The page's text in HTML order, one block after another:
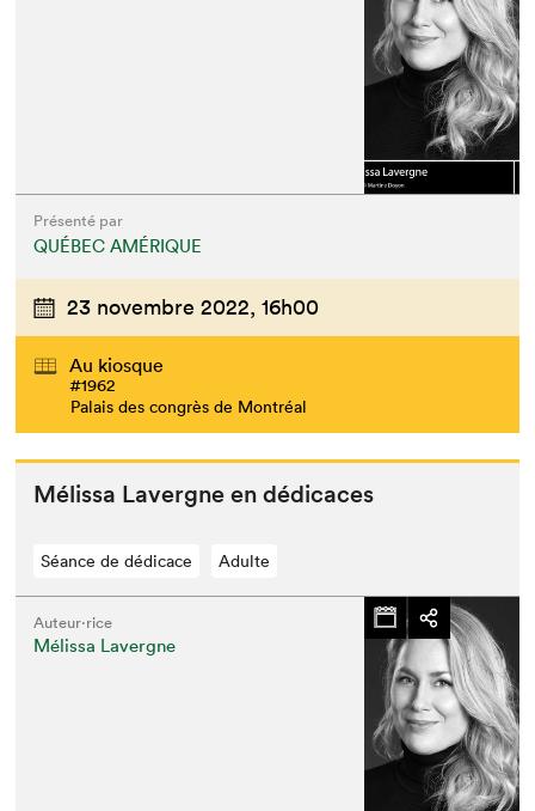
Présenté par
QUÉBEC AMÉRIQUE
23 novembre 2022, 16h00
Au kiosque
#1962
Palais des congrès de Montréal
Mélis­sa Lavergne en dédicaces
Séance de dédicace Adulte
Auteur·rice
Mélissa Lavergne